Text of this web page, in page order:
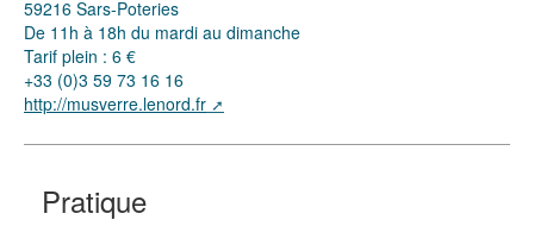
59216 Sars-Poteries
De 11h à 18h du mardi au dimanche
Tarif plein : 6 €
+33 (0)3 59 73 16 16
http://musverre.lenord.fr
Pratique